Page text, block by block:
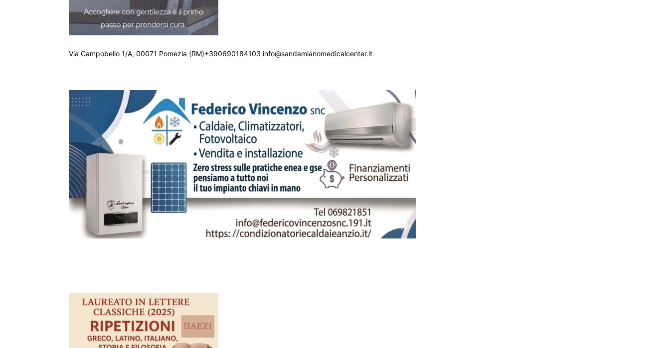
Via Campobello 1/A, 00071 Pomezia (RM)+390690184103 info@sandamianomedicalcenter.it